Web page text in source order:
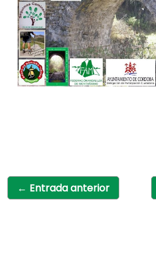
← Entrada anterior